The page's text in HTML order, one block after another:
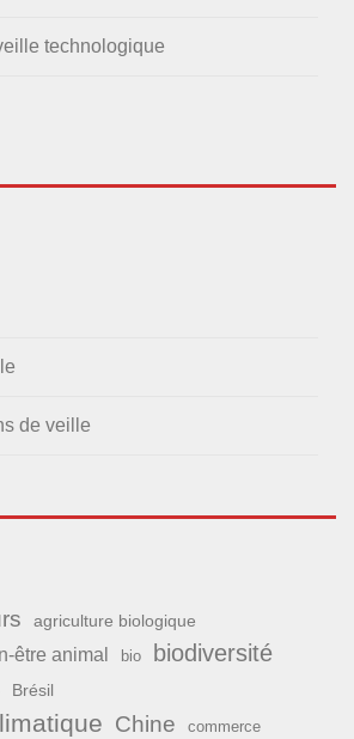
technologique
de veille
agriculture biologique
être animal bio
biodiversité
Brésil
Chine commerce